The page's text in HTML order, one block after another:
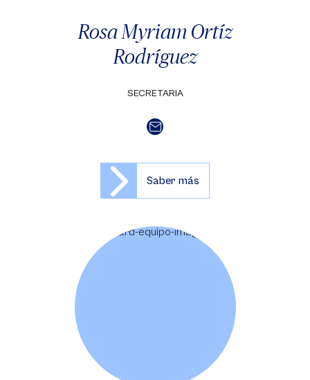
Rosa Myriam Ortíz
Rodríguez
SECRETARIA
Saber más